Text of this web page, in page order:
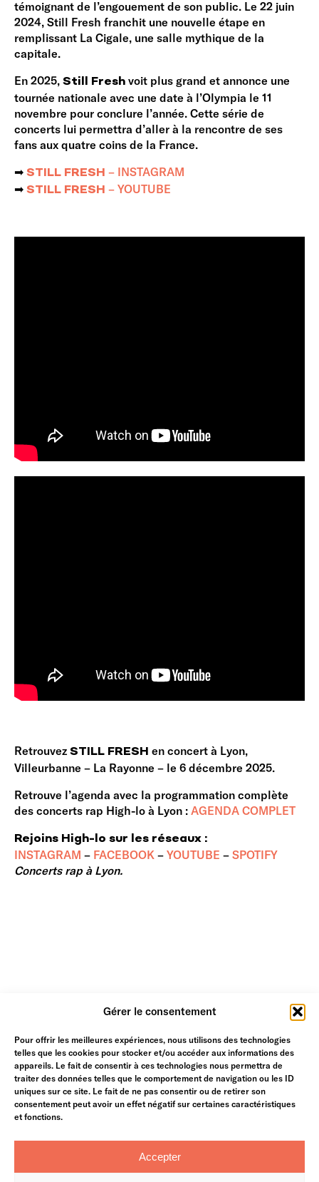
Gérer le consentement
Pour offrir les meilleures expériences, nous utilisons des technologies
telles que les cookies pour stocker et/ou accéder aux informations des
appareils. Le fait de consentir à ces technologies nous permettra de
traiter des données telles que le comportement de navigation ou les ID
uniques sur ce site. Le fait de ne pas consentir ou de retirer son
consentement peut avoir un effet négatif sur certaines caractéristiques
et fonctions.
Accepter
témoignant de l’engouement de son public. Le 22 juin
2024, Still Fresh franchit une nouvelle étape en
remplissant La Cigale, une salle mythique de la
capitale.
En 2025, Still Fresh voit plus grand et annonce une
tournée nationale avec une date à l’Olympia le 11
novembre pour conclure l’année. Cette série de
concerts lui permettra d’aller à la rencontre de ses
fans aux quatre coins de la France.
➡︎ STILL FRESH – INSTAGRAM
➡︎ STILL FRESH – YOUTUBE
Retrouvez STILL FRESH en concert à Lyon,
Villeurbanne – La Rayonne – le 6 décembre 2025.
Retrouve l’agenda avec la programmation complète
des concerts rap High-lo à Lyon : AGENDA COMPLET
Rejoins High-lo sur les réseaux :
INSTAGRAM – FACEBOOK – YOUTUBE – SPOTIFY
Concerts rap à Lyon.
Qui sommes-nous ?
Newsletter